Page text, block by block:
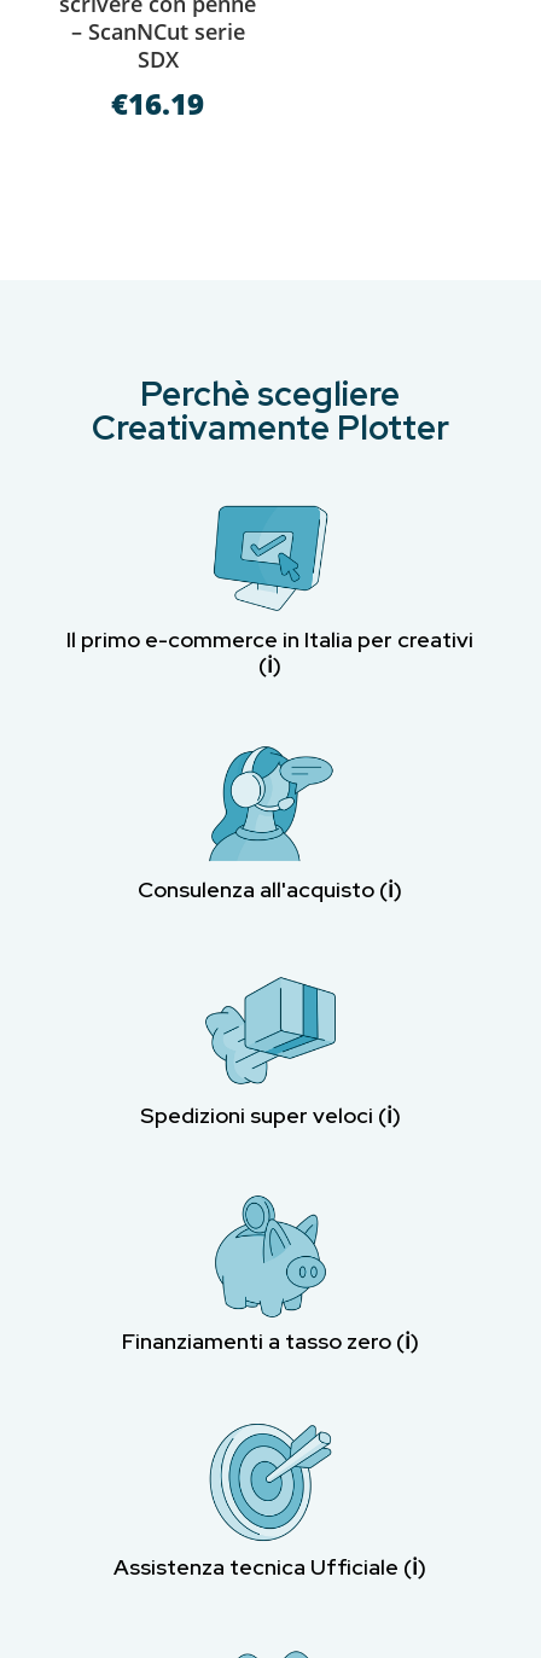
– ScanNCut serie
SDX
€16.19
Perchè scegliere
Creativamente Plotter
Il primo e-commerce in Italia per creativi
(ℹ︎)
Consulenza all'acquisto (ℹ︎)
Spedizioni super veloci (ℹ︎)
Finanziamenti a tasso zero (ℹ︎)
Assistenza tecnica Ufficiale (ℹ︎)